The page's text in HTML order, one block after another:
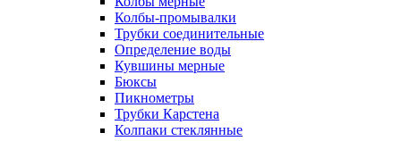
Колбы-промывалки
Трубки соединительные
Определение воды
Кувшины мерные
Бюксы
Пикнометры
Трубки Карстена
Колпаки стеклянные